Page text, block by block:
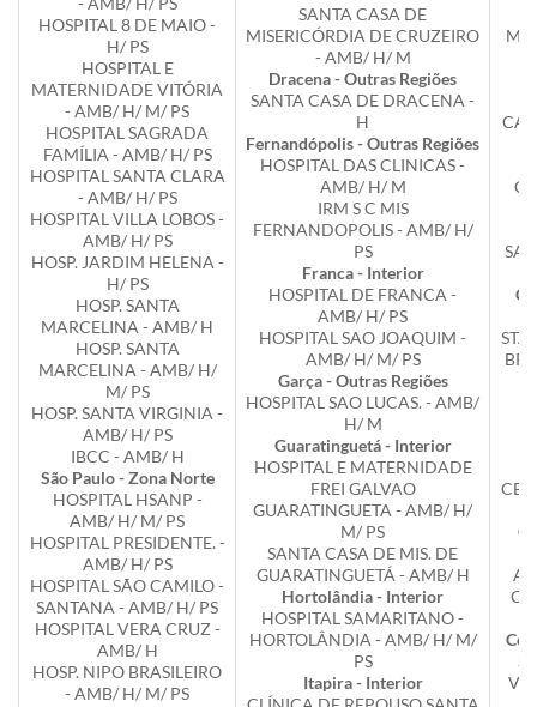
HOSPITAL 8 DE MAIO -
H/ PS
HOSPITAL E
MATERNIDADE VITÓRIA
- AMB/ H/ M/ PS
HOSPITAL SAGRADA
FAMÍLIA - AMB/ H/ PS
HOSPITAL SANTA CLARA
- AMB/ H/ PS
HOSPITAL VILLA LOBOS -
AMB/ H/ PS
HOSP. JARDIM HELENA -
H/ PS
HOSP. SANTA
MARCELINA - AMB/ H
HOSP. SANTA
MARCELINA - AMB/ H/
M/ PS
HOSP. SANTA VIRGINIA -
AMB/ H/ PS
IBCC - AMB/ H
São Paulo - Zona Norte
HOSPITAL HSANP -
AMB/ H/ M/ PS
HOSPITAL PRESIDENTE. -
AMB/ H/ PS
HOSPITAL SÃO CAMILO -
SANTANA - AMB/ H/ PS
HOSPITAL VERA CRUZ -
AMB/ H
HOSP. NIPO BRASILEIRO
- AMB/ H/ M/ PS
SANTA CASA DE
MISERICÓRDIA DE CRUZEIRO
- AMB/ H/ M
Dracena - Outras Regiões
SANTA CASA DE DRACENA -
H
Fernandópolis - Outras Regiões
HOSPITAL DAS CLINICAS -
AMB/ H/ M
IRM S C MIS
FERNANDOPOLIS - AMB/ H/
PS
Franca - Interior
HOSPITAL DE FRANCA -
AMB/ H/ PS
HOSPITAL SAO JOAQUIM -
AMB/ H/ M/ PS
Garça - Outras Regiões
HOSPITAL SAO LUCAS. - AMB/
H/ M
Guaratinguetá - Interior
HOSPITAL E MATERNIDADE
FREI GALVAO
GUARATINGUETA - AMB/ H/
M/ PS
SANTA CASA DE MIS. DE
GUARATINGUETÁ - AMB/ H
Hortolândia - Interior
HOSPITAL SAMARITANO -
HORTOLÂNDIA - AMB/ H/ M/
PS
Itapira - Interior
STA